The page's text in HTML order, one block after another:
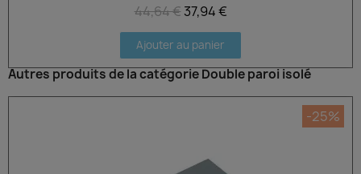
44,64 € 37,94 €
Ajouter au panier
Autres produits de la catégorie Double paroi isolé
-25%